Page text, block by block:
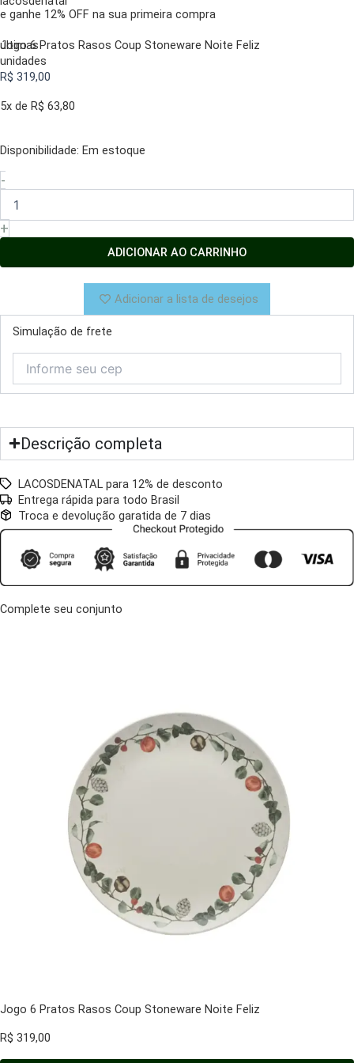
e ganhe 12% OFF na sua primeira compra
últimas
unidades
Jogo 6 Pratos Rasos Coup Stoneware Noite Feliz
R$ 319,00
5x de R$ 63,80
Disponibilidade: Em estoque
-
Jogo
Rasos
Coup
Stoneware
+
ADICIONAR AO CARRINHO
Adicionar a lista de desejos
Simulação de frete
Descrição completa
LACOSDENATAL para 12% de desconto
Entrega rápida para todo Brasil
Troca e devolução garatida de 7 dias
Complete seu conjunto
Jogo 6 Pratos Rasos Coup Stoneware Noite Feliz
R$ 319,00